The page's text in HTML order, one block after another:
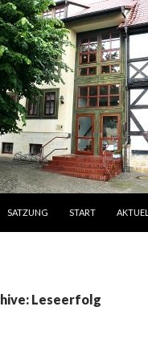
SATZUNG
START
Leseerfolg